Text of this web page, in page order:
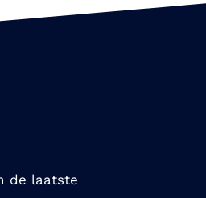
de laatste